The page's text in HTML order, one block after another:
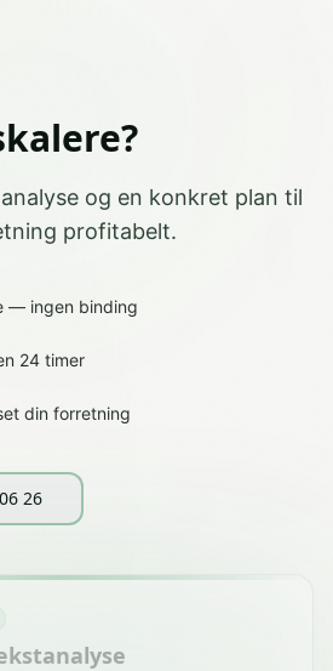
og en konkret plan til
profitabelt.
— ingen binding
24 timer
din forretning
26